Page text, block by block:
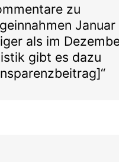
zu
als im
gibt es dazu